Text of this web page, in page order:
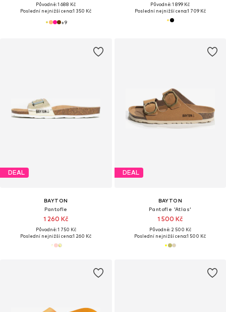
Původně: 1 688 Kč
Poslední nejnižší cena:1 350 Kč
+9
Původně: 1 899 Kč
Poslední nejnižší cena:1 709 Kč
DEAL
BAYTON
Pantofle
1 260 Kč
Původně: 1 750 Kč
Poslední nejnižší cena:1 260 Kč
DEAL
BAYTON
Pantofle 'Atlas'
1 500 Kč
Původně: 2 500 Kč
Poslední nejnižší cena:1 500 Kč